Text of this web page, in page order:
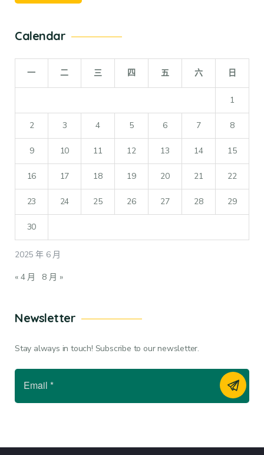
Calendar
2025 年 6 月
一 二 三 四 五 六 日
1
2 3 4 5 6 7 8
9 10 11 12 13 14 15
16 17 18 19 20 21 22
23 24 25 26 27 28 29
30
« 4 月 8 月 »
Newsletter
Stay always in touch! Subscribe to our newsletter.